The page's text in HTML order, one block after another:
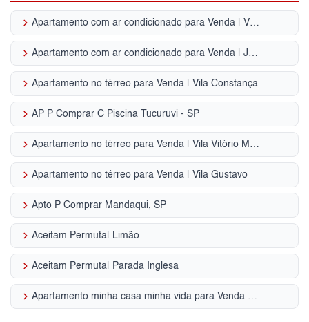
keyboard_arrow_right Apartamento com ar condicionado para Venda | Vila Ede
keyboard_arrow_right Apartamento com ar condicionado para Venda | Jardim Paraíso
keyboard_arrow_right Apartamento no térreo para Venda | Vila Constança
keyboard_arrow_right AP P Comprar C Piscina Tucuruvi - SP
keyboard_arrow_right Apartamento no térreo para Venda | Vila Vitório Mazzei
keyboard_arrow_right Apartamento no térreo para Venda | Vila Gustavo
keyboard_arrow_right Apto P Comprar Mandaqui, SP
keyboard_arrow_right Aceitam Permuta| Limão
keyboard_arrow_right Aceitam Permuta| Parada Inglesa
keyboard_arrow_right Apartamento minha casa minha vida para Venda | Jardim São Paulo